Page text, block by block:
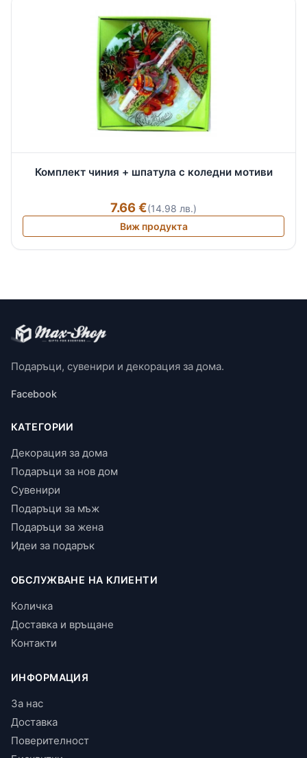
Комплект чиния + шпатула с коледни мотиви
7.66 €(14.98 лв.)
Виж продукта
Подаръци, сувенири и декорация за дома.
Facebook
КАТЕГОРИИ
Декорация за дома
Подаръци за нов дом
Сувенири
Подаръци за мъж
Подаръци за жена
Идеи за подарък
ОБСЛУЖВАНЕ НА КЛИЕНТИ
Количка
Доставка и връщане
Контакти
ИНФОРМАЦИЯ
За нас
Доставка
Поверителност